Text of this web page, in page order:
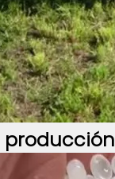
producción